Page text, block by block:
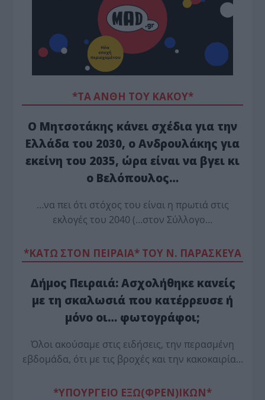
*ΤΑ ΆΝΘΗ ΤΟΥ ΚΑΚΟΎ*
Ο Μητσοτάκης κάνει σχέδια για την
Ελλάδα του 2030, ο Ανδρουλάκης για
εκείνη του 2035, ώρα είναι να βγει κι
ο Βελόπουλος…
…να πει ότι στόχος του είναι η πρωτιά στις
εκλογές του 2040 (…στον Σύλλογο…
*ΚΑΤΩ ΣΤΟΝ ΠΕΙΡΑΙΑ* ΤΟΥ Ν. ΠΑΡΑΣΚΕΥΑ
Δήμος Πειραιά: Ασχολήθηκε κανείς
με τη σκαλωσιά που κατέρρευσε ή
μόνο οι… φωτογράφοι;
Όλοι ακούσαμε στις ειδήσεις, την περασμένη
εβδομάδα, ότι με τις βροχές και την κακοκαιρία…
*ΥΠΟΥΡΓΕΙΟ ΕΞΩ(ΦΡΕΝ)ΙΚΩΝ*